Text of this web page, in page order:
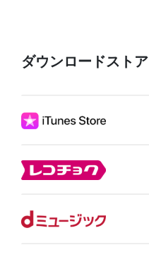
ダウンロードストア